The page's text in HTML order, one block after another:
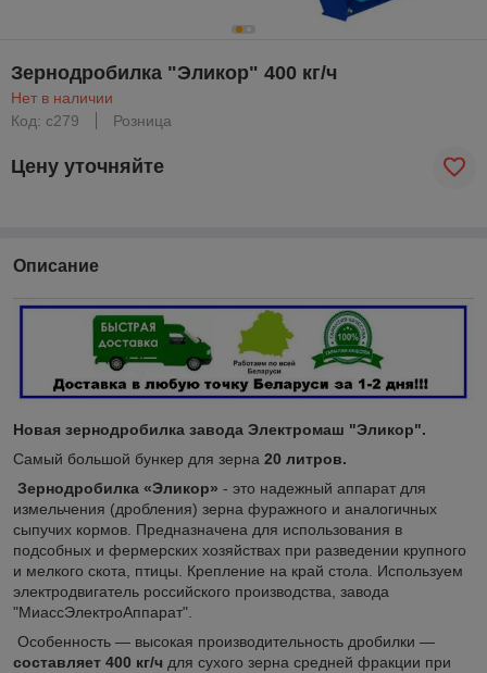
Зернодробилка "Эликор" 400 кг/ч
Нет в наличии
Код: с279
Розница
Цену уточняйте
Описание
Новая зернодробилка завода Электромаш "Эликор".
Самый большой бункер для зерна 20 литров.
Зернодробилка «Эликор» - это надежный аппарат для
измельчения (дробления) зерна фуражного и аналогичных
сыпучих кормов. Предназначена для использования в
подсобных и фермерских хозяйствах при разведении крупного
и мелкого скота, птицы. Крепление на край стола. Используем
электродвигатель российского производства, завода
"МиассЭлектроАппарат".
Особенность — высокая производительность дробилки —
составляет 400 кг/ч для сухого зерна средней фракции при